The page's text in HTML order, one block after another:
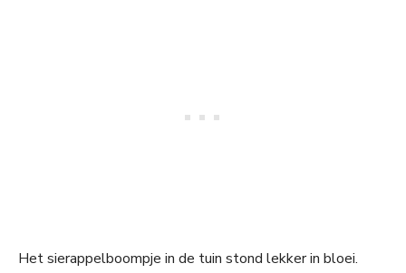
Het sierappelboompje in de tuin stond lekker in bloei.